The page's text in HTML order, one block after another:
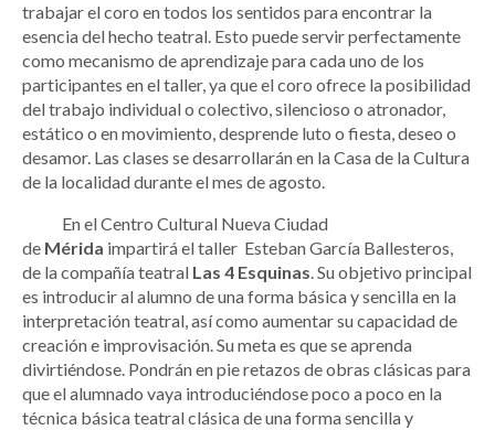
trabajar el coro en todos los sentidos para encontrar la
esencia del hecho teatral. Esto puede servir perfectamente
como mecanismo de aprendizaje para cada uno de los
participantes en el taller, ya que el coro ofrece la posibilidad
del trabajo individual o colectivo, silencioso o atronador,
estático o en movimiento, desprende luto o fiesta, deseo o
desamor. Las clases se desarrollarán en la Casa de la Cultura
de la localidad durante el mes de agosto.
En el Centro Cultural Nueva Ciudad
de Mérida impartirá el taller Esteban García Ballesteros,
de la compañía teatral Las 4 Esquinas. Su objetivo principal
es introducir al alumno de una forma básica y sencilla en la
interpretación teatral, así como aumentar su capacidad de
creación e improvisación. Su meta es que se aprenda
divirtiéndose. Pondrán en pie retazos de obras clásicas para
que el alumnado vaya introduciéndose poco a poco en la
técnica básica teatral clásica de una forma sencilla y